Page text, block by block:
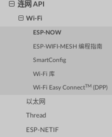
连网 API
Wi-Fi
ESP-NOW
ESP-WIFI-MESH 编程指南
SmartConfig
Wi-Fi 库
Wi-Fi Easy ConnectTM (DPP)
以太网
Thread
ESP-NETIF